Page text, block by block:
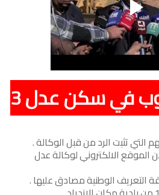
الملف المطلوب في سكن عدل 3
التي تثبت الرد من قبل الوكالة .
الالكتروني لوكالة عدل
الوطنية مصادق عليها .